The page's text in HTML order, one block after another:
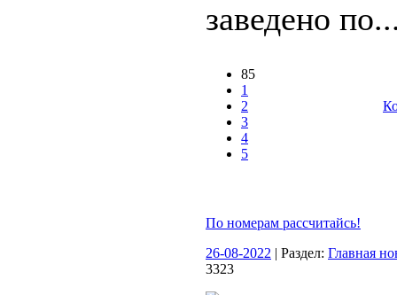
заведено
85
1
2
3
4
5
По номерам рассчитайсь!
26-08-2022 | Раздел: Главная
3323